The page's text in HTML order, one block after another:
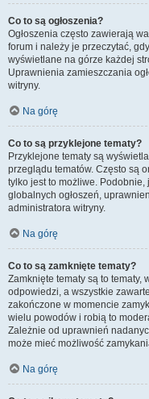
Co to są ogłoszenia?
Ogłoszenia często zawierają
forum i należy je przeczytać,
wyświetlane na górze każdej
Uprawnienia zamieszczania
witryny.
Na górę
Co to są przyklejone tematy?
Przyklejone tematy są
przeglądu tematów. Często są
tylko jest to możliwe.
globalnych ogłoszeń,
administratora witryny.
Na górę
Co to są zamknięte tematy?
Zamknięte tematy są to tematy,
odpowiedzi, a wszystkie
zakończone w momencie
wielu powodów i robią to
Zależnie od uprawnień
może mieć możliwość
Na górę